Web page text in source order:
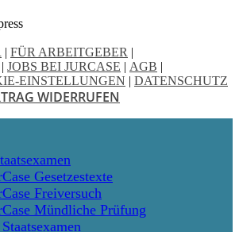
FÜR ARBEITGEBER
JOBS BEI JURCASE AGB
EINSTELLUNGEN
DATENSCHUTZ
WIDERRUFEN
Gesetzestexte
Freiversuch
Mündliche Prüfung